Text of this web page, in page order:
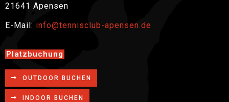
21641 Apensen
E-Mail: info@tennisclub-apensen.de
Platzbuchung
OUTDOOR BUCHEN
INDOOR BUCHEN